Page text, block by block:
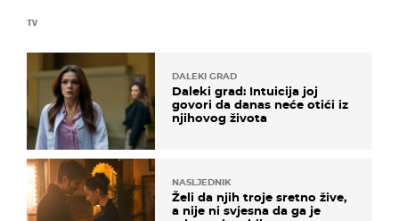
TV
DALEKI GRAD
Daleki grad: Intuicija joj
govori da danas neće otići iz
njihovog života
NASLJEDNIK
Želi da njih troje sretno žive,
a nije ni svjesna da ga je